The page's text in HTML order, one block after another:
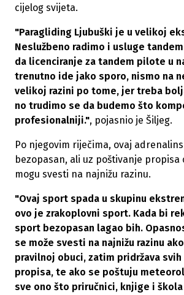
cijelog svijeta.
"Paragliding Ljubuški je u velikoj
Neslužbeno radimo i usluge
da licenciranje za tandem pilote u
trenutno ide jako sporo, nismo na
velikoj razini po tome, jer treba
no trudimo se da budemo što
profesionalniji.", pojasnio je Šiljeg.
Po njegovim riječima, ovaj
bezopasan, ali uz poštivanje propisa
mogu svesti na najnižu razinu.
"Ovaj sport spada u skupinu
ovo je zrakoplovni sport. Kada bi
sport bezopasan lagao bih.
se može svesti na najnižu razinu
pravilnoj obuci, zatim pridržava
propisa, te ako se poštuju
sve ono što priručnici, knjige i škola